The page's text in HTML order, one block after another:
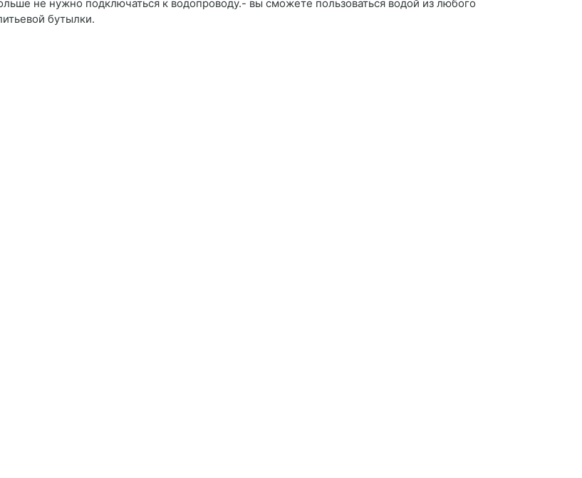
не нужно подключаться к водопроводу.- вы сможете пользоваться водой из любого
бутылки.